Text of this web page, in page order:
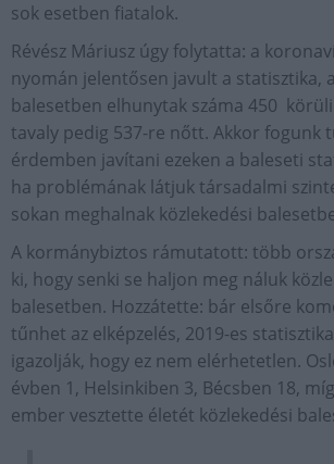
sok esetben fiatalok.
Révész Máriusz úgy folytatta: a
nyomán jelentősen javult a statisztika,
balesetben elhunytak száma 450
tavaly pedig 537-re nőtt. Akkor fogunk
érdemben javítani ezeken a baleseti
ha problémának látjuk társadalmi
sokan meghalnak közlekedési
A kormánybiztos rámutatott: több
ki, hogy senki se haljon meg náluk
balesetben. Hozzátette: bár elsőre
tűnhet az elképzelés, 2019-es
igazolják, hogy ez nem elérhetetlen.
évben 1, Helsinkiben 3, Bécsben 18,
ember vesztette életét közlekedési